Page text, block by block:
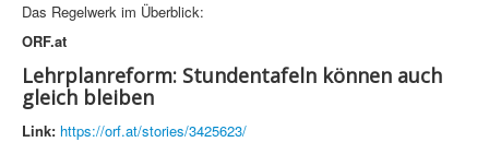
Das Regelwerk im Überblick:
ORF.at
Lehrplanreform: Stundentafeln können auch
gleich bleiben
Link: https://orf.at/stories/3425623/